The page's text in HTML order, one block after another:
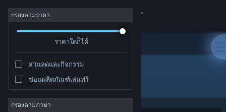
เข้าสู่ระบบ
ชุมชน
เกี่ยวกับ
กรองตามราคา
ราคาใดก็ได้
ส่วนลดและกิจกรรม
ซ่อนผลิตภัณฑ์เล่นฟรี
กรองตามภาษา
ผู้จัดจำหน่าย: Stroe Andrei